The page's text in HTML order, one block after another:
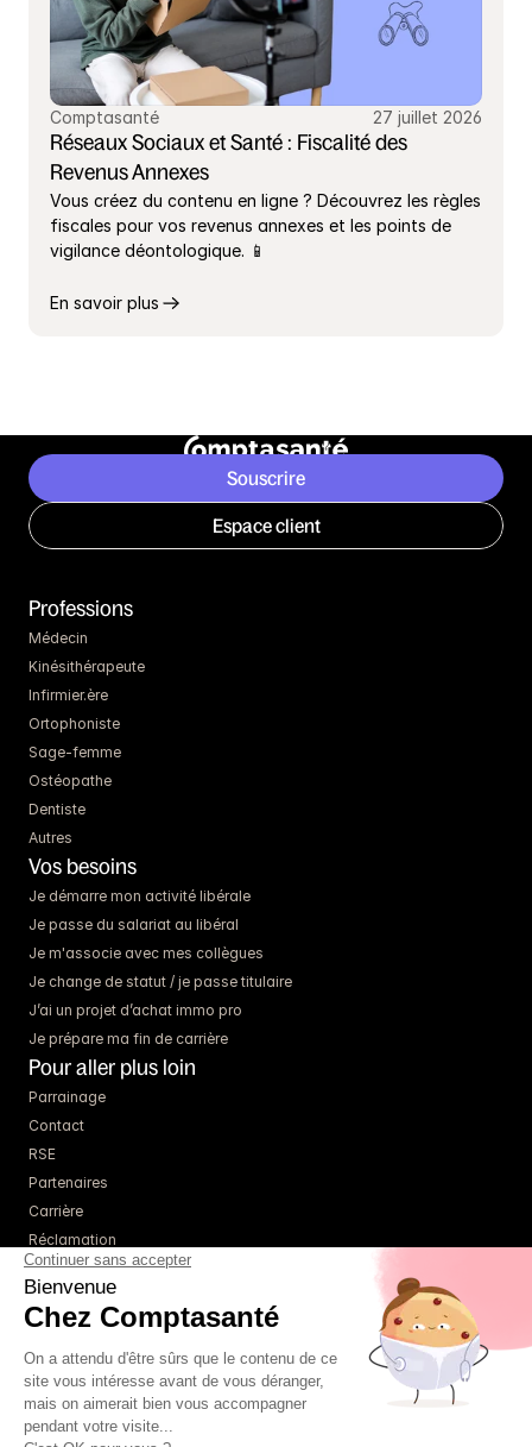
Comptasanté 27 juillet 2026
Réseaux Sociaux et Santé : Fiscalité des
Revenus Annexes
Vous créez du contenu en ligne ? Découvrez les règles
fiscales pour vos revenus annexes et les points de
vigilance déontologique. 📱
En savoir plus
Souscrire
Espace client
Professions
Médecin
Kinésithérapeute
Infirmier.ère
Ortophoniste
Sage-femme
Ostéopathe
Dentiste
Autres
Vos besoins
Je démarre mon activité libérale
Je passe du salariat au libéral
Je m'associe avec mes collègues
Je change de statut / je passe titulaire
J’ai un projet d’achat immo pro
Je prépare ma fin de carrière
Pour aller plus loin
Parrainage
Contact
RSE
Partenaires
Carrière
Réclamation
Ressources
Blog
Guides
Webinaires
Simulateurs
À propos
Tarifs